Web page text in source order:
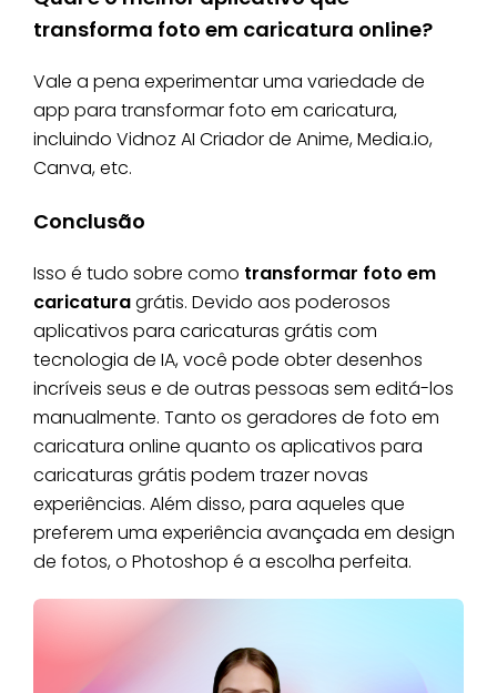
transforma foto em caricatura online?
Vale a pena experimentar uma variedade de
app para transformar foto em caricatura,
incluindo Vidnoz AI Criador de Anime, Media.io,
Canva, etc.
Conclusão
Isso é tudo sobre como transformar foto em
caricaturagrátis. Devido aos poderosos
aplicativos para caricaturas grátis com
tecnologia de IA, você pode obter desenhos
incríveis seus e de outras pessoas sem editá-los
manualmente. Tanto os geradores de foto em
caricatura online quanto os aplicativos para
caricaturas grátis podem trazer novas
experiências. Além disso, para aqueles que
preferem uma experiência avançada em design
de fotos, o Photoshop é a escolha perfeita.